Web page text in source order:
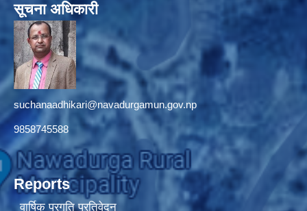
सूचना अधिकारी
suchanaadhikari@navadurgamun.gov.np
9858745588
Reports
वार्षिक प्रगति प्रतिवेदन